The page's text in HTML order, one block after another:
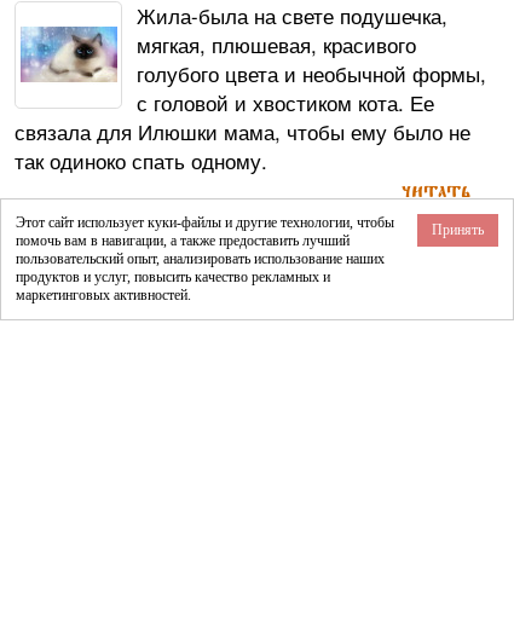
Жила-была на свете подушечка,
мягкая, плюшевая, красивого
голубого цвета и необычной формы,
с головой и хвостиком кота. Ее
связала для Илюшки мама, чтобы ему было не
так одиноко спать одному.
читать
Сказки Сон
про Дружбу,про Котиков,про
Этот сайт использует куки-файлы и другие технологии, чтобы
помочь вам в навигации, а также предоставить лучший
пользовательский опыт, анализировать использование наших
продуктов и услуг, повысить качество рекламных и
маркетинговых активностей.
Принять